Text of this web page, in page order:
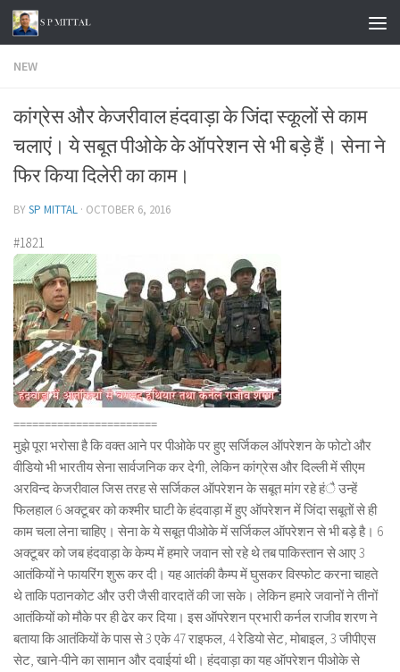
Skip to content
NEW
कांग्रेस और केजरीवाल हंदवाड़ा के जिंदा स्कूलों से काम
चलाएं। ये सबूत पीओके के ऑपरेशन से भी बड़े हैं। सेना ने
फिर किया दिलेरी का काम।
BYSP MITTAL · OCTOBER 6, 2016
#1821
=======================
मुझे पूरा भरोसा है कि वक्त आने पर पीओके पर हुए सर्जिकल ऑपरेशन के फोटो और
वीडियो भी भारतीय सेना सार्वजनिक कर देगी, लेकिन कांग्रेस और दिल्ली में सीएम
अरविन्द केजरीवाल जिस तरह से सर्जिकल ऑपरेशन के सबूत मांग रहे हंै उन्हें
फिलहाल 6 अक्टूबर को कश्मीर घाटी के हंदवाड़ा में हुए ऑपरेशन में जिंदा सबूतों से ही
काम चला लेना चाहिए। सेना के ये सबूत पीओके में सर्जिकल ऑपरेशन से भी बड़े है। 6
अक्टूबर को जब हंदवाड़ा के केम्प में हमारे जवान सो रहे थे तब पाकिस्तान से आए 3
आतंकियों ने फायरिंग शुरू कर दी। यह आतंकी कैम्प में घुसकर विस्फोट करना चाहते
थे ताकि पठानकोट और उरी जैसी वारदातें की जा सके। लेकिन हमारे जवानों ने तीनों
आतंकियों को मौके पर ही ढेर कर दिया। इस ऑपरेशन प्रभारी कर्नल राजीव शरण ने
बताया कि आतंकियों के पास से 3 एके 47 राइफल, 4 रेडियो सेट, मोबाइल, 3 जीपीएस
सेट, खाने-पीने का सामान और दवाईयां थी। हंदवाड़ा का यह ऑपरेशन पीओके से